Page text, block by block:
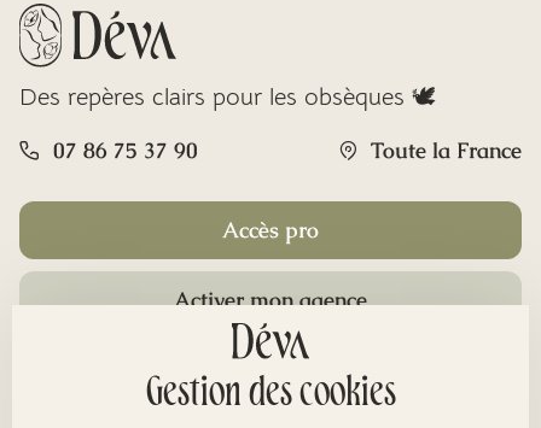
Des repères clairs pour les obsèques 🕊️
07 86 75 37 90 Toute la France
Accès pro
Activer mon agence
Gestion des cookies